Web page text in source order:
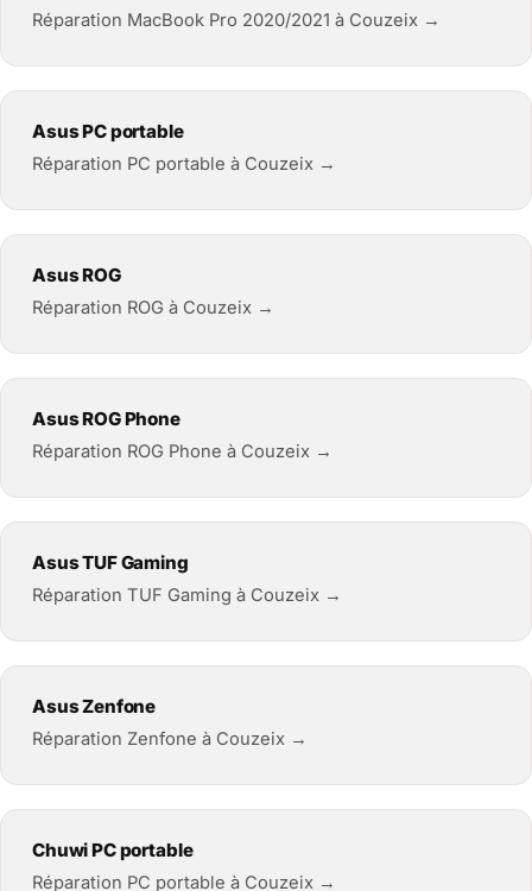
Réparation MacBook Pro 2020/2021 à Couzeix →
Asus PC portable
Réparation PC portable à Couzeix →
Asus ROG
Réparation ROG à Couzeix →
Asus ROG Phone
Réparation ROG Phone à Couzeix →
Asus TUF Gaming
Réparation TUF Gaming à Couzeix →
Asus Zenfone
Réparation Zenfone à Couzeix →
Chuwi PC portable
Réparation PC portable à Couzeix →